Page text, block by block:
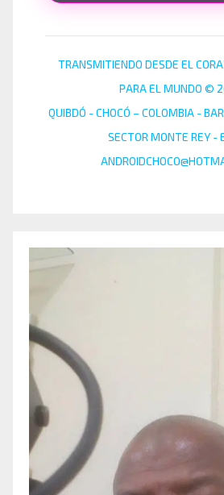
TRANSMITIENDO DESDE EL
PARA EL MUNDO ©
QUIBDÓ - CHOCÓ – COLOMBIA -
SECTOR MONTE REY -